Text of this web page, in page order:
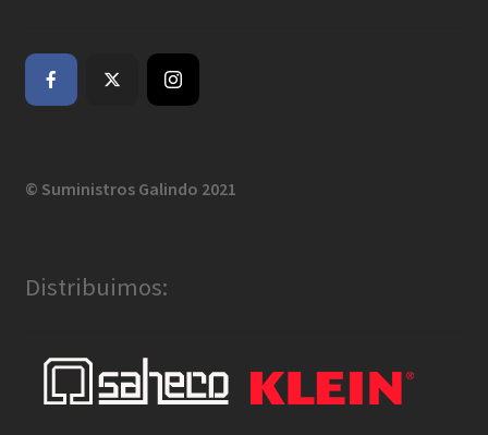
© Suministros Galindo 2021
Distribuimos: